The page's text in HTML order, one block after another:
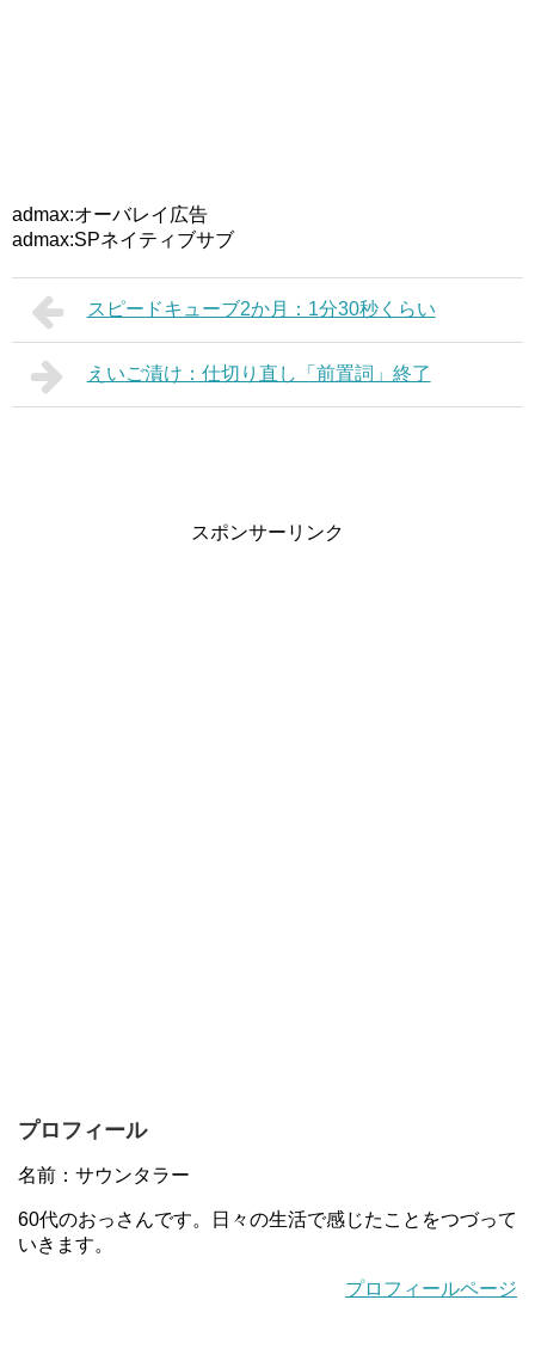
admax:オーバレイ広告
admax:SPネイティブサブ
スピードキューブ2か月：1分30秒くらい
えいご漬け：仕切り直し「前置詞」終了
スポンサーリンク
プロフィール
名前：サウンタラー
60代のおっさんです。日々の生活で感じたことをつづって
いきます。
プロフィールページ